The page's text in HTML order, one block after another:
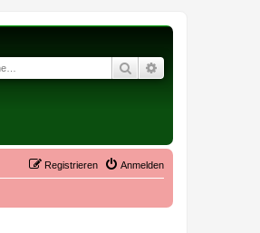
Suche
Anmelden
Registrieren